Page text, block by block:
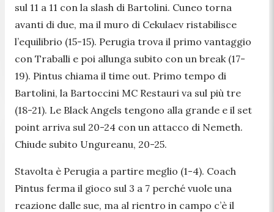
sul 11 a 11 con la slash di Bartolini. Cuneo torna
avanti di due, ma il muro di Cekulaev ristabilisce
l’equilibrio (15-15). Perugia trova il primo vantaggio
con Traballi e poi allunga subito con un break (17-
19). Pintus chiama il time out. Primo tempo di
Bartolini, la Bartoccini MC Restauri va sul più tre
(18-21). Le Black Angels tengono alla grande e il set
point arriva sul 20-24 con un attacco di Nemeth.
Chiude subito Ungureanu, 20-25.
Stavolta è Perugia a partire meglio (1-4). Coach
Pintus ferma il gioco sul 3 a 7 perché vuole una
reazione dalle sue, ma al rientro in campo c’è il